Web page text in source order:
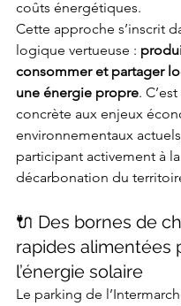
coûts énergétiques.
Cette approche s’inscrit
logique vertueuse :
consommer et partager
une énergie propre.
concrète aux enjeux
environnementaux
participant activement à la
décarbonation du
🔌 Des bornes de
rapides alimentées
l’énergie solaire
Le parking de